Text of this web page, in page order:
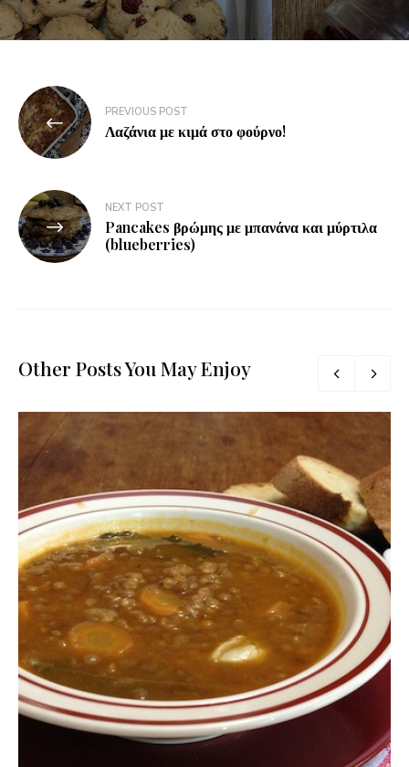
PREVIOUS POST
Λαζάνια με κιμά στο φούρνο!
NEXT POST
Pancakes βρώμης με μπανάνα και μύρτιλα
(blueberries)
Other Posts You May Enjoy